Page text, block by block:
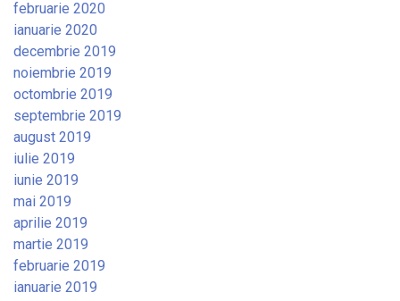
februarie 2020
ianuarie 2020
decembrie 2019
noiembrie 2019
octombrie 2019
septembrie 2019
august 2019
iulie 2019
iunie 2019
mai 2019
aprilie 2019
martie 2019
februarie 2019
ianuarie 2019